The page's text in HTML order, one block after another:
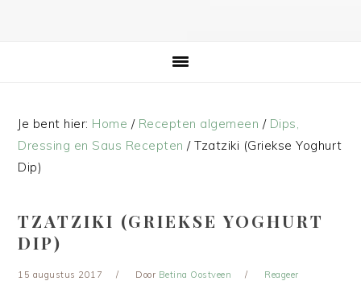
Je bent hier: Home / Recepten algemeen / Dips,
Dressing en Saus Recepten /Tzatziki (Griekse Yoghurt
Dip)
TZATZIKI (GRIEKSE YOGHURT
DIP)
15 augustus 2017 Door Betina Oostveen Reageer